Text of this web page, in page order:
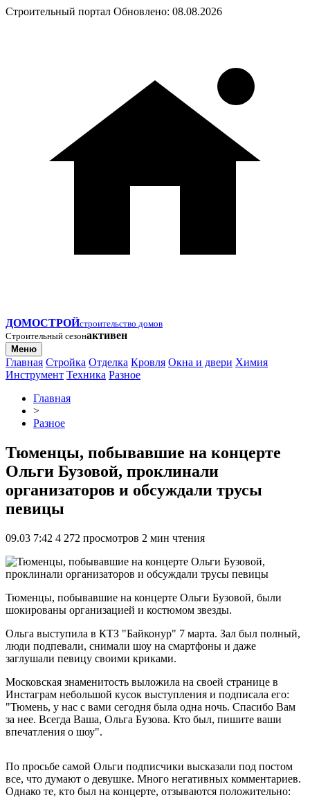
Строительный портал Обновлено: 08.08.2026
ДОМОСТРОЙстроительство домов
Строительный сезонактивен
Меню
Главная Стройка Отделка Кровля Окна и двери Химия
Инструмент Техника Разное
Главная
>
Разное
Тюменцы, побывавшие на концерте
Ольги Бузовой, проклинали
организаторов и обсуждали трусы
певицы
09.03 7:42 4 272 просмотров 2 мин чтения
Тюменцы, побывавшие на концерте Ольги Бузовой, были
шокированы организацией и костюмом звезды.
Ольга выступила в КТЗ "Байконур" 7 марта. Зал был полный,
люди подпевали, снимали шоу на смартфоны и даже
заглушали певицу своими криками.
Московская знаменитость выложила на своей странице в
Инстаграм небольшой кусок выступления и подписала его:
"Тюмень, у нас с вами сегодня была одна ночь. Спасибо Вам
за нее. Всегда Ваша, Ольга Бузова. Кто был, пишите ваши
впечатления о шоу".
По просьбе самой Ольги подписчики высказали под постом